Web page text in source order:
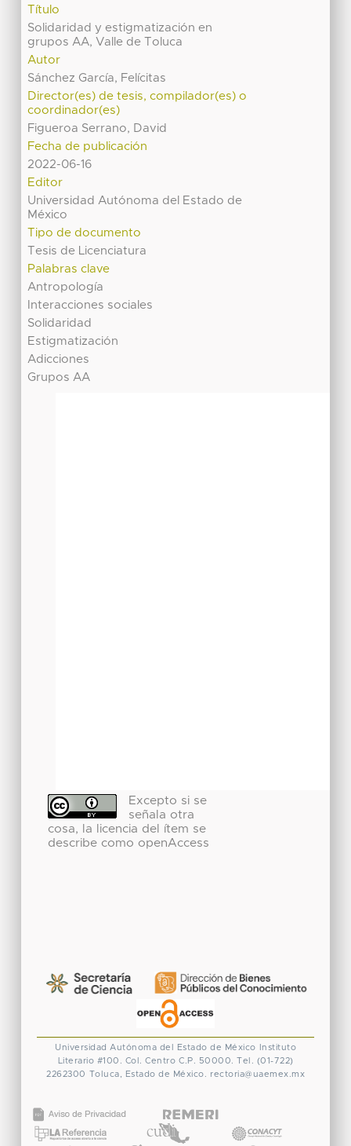
Título
Solidaridad y estigmatización en
grupos AA, Valle de Toluca
Autor
Sánchez García, Felícitas
Director(es) de tesis, compilador(es) o
coordinador(es)
Figueroa Serrano, David
Fecha de publicación
2022-06-16
Editor
Universidad Autónoma del Estado de
México
Tipo de documento
Tesis de Licenciatura
Palabras clave
Antropología
Interacciones sociales
Solidaridad
Estigmatización
Adicciones
Grupos AA
Excepto si se
señala otra
cosa, la licencia del ítem se
describe como openAccess
Universidad Autónoma del Estado de México
Instituto
Literario #100. Col. Centro C.P. 50000. Tel. (01-722)
2262300
Toluca, Estado de México. rectoria@uaemex.mx